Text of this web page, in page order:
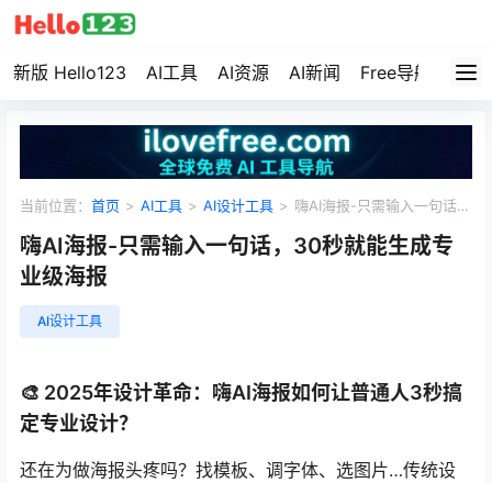
新版 Hello123 AI工具 AI资源 AI新闻 Free导航 资
当前位置： 首页 > AI工具 > AI设计工具 > 嗨AI海报-只需输入一句话，
嗨AI海报-只需输入一句话，30秒就能生成专
业级海报
AI设计工具
🎨 2025年设计革命：嗨AI海报如何让普通人3秒搞
定专业设计？
还在为做海报头疼吗？找模板、调字体、选图片…传统设